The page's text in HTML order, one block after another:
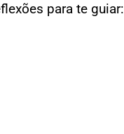
para te guiar: